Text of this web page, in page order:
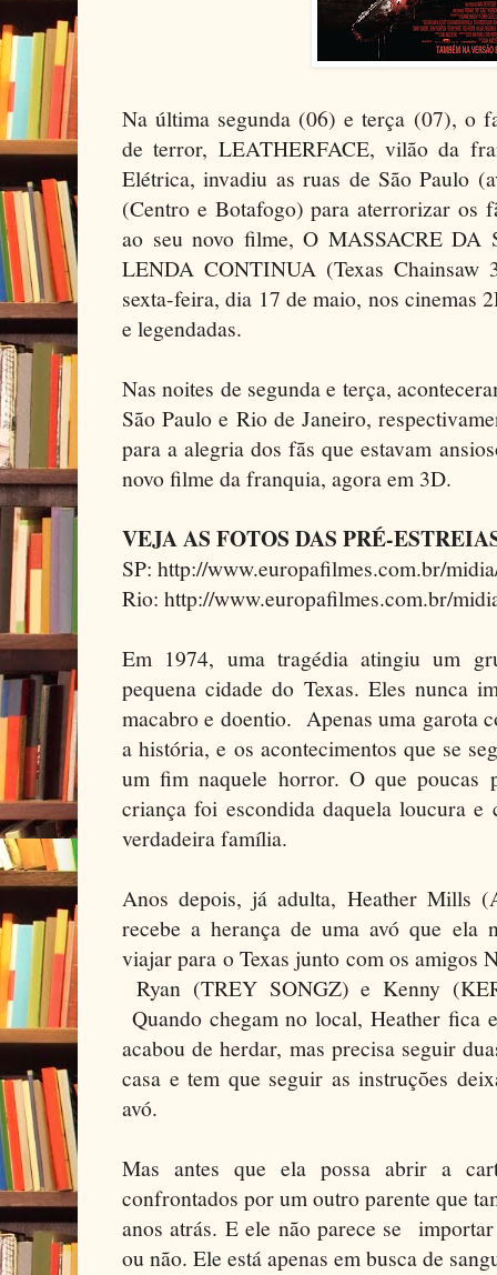
Na última segunda (06) e terça (07), o
de terror, LEATHERFACE, vilão da
Elétrica, invadiu as ruas de São Paulo
(Centro e Botafogo) para aterrorizar os
ao seu novo filme, O MASSACRE
LENDA CONTINUA (Texas Chainsaw
sexta-feira, dia 17 de maio, nos cinemas
e legendadas.
Nas noites de segunda e terça,
São Paulo e Rio de Janeiro,
para a alegria dos fãs que estavam
novo filme da franquia, agora em 3D.
VEJA AS FOTOS DAS PRÉ-
SP: http://www.europafilmes.com.br/
Rio: http://www.europafilmes.com.br/
Em 1974, uma tragédia atingiu um
pequena cidade do Texas. Eles nunca
macabro e doentio. Apenas uma garota
a história, e os acontecimentos que se
um fim naquele horror. O que poucas
criança foi escondida daquela loucura e
verdadeira família.
Anos depois, já adulta, Heather Mills
recebe a herança de uma avó que ela
viajar para o Texas junto com os
Ryan (TREY SONGZ) e Kenny
Quando chegam no local, Heather fica
acabou de herdar, mas precisa seguir
casa e tem que seguir as instruções
avó.
Mas antes que ela possa abrir a
confrontados por um outro parente que
anos atrás. E ele não parece se
ou não. Ele está apenas em busca de